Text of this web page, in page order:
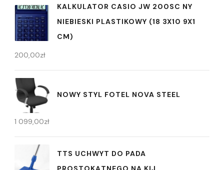
KALKULATOR CASIO JW 200SC NY
NIEBIESKI PLASTIKOWY (18 3X10 9X1
CM)
200,00zł
NOWY STYL FOTEL NOVA STEEL
1 099,00zł
TTS UCHWYT DO PADA